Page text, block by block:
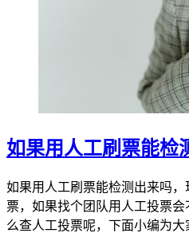
如果用人工刷票能检
如果用人工刷票能检测出来吗，
票，如果找个团队用人工投票
么查人工投票呢，下面小编为